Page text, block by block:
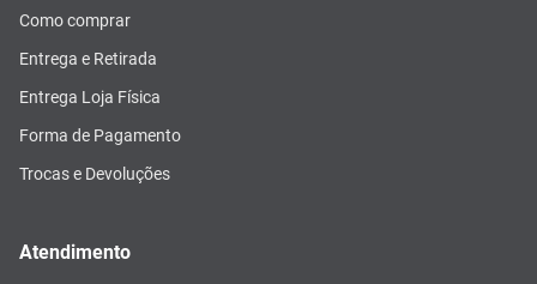
Como comprar
Entrega e Retirada
Entrega Loja Física
Forma de Pagamento
Trocas e Devoluções
Atendimento